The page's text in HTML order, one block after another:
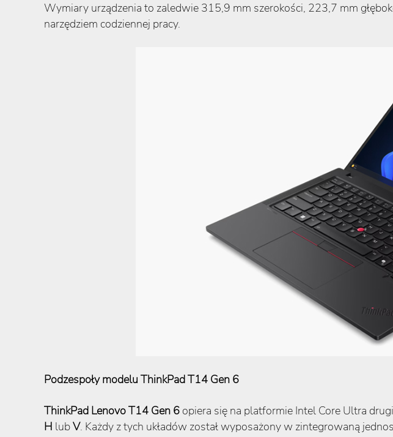
Wymiary urządzenia to zaledwie 315,9 mm szerokości, 223,7 mm
narzędziem codziennej pracy.
Podzespoły modelu ThinkPad T14 Gen 6
ThinkPad Lenovo T14 Gen 6 opiera się na platformie Intel Core Ultra
H lubV. Każdy z tych układów został wyposażony w zintegrowaną